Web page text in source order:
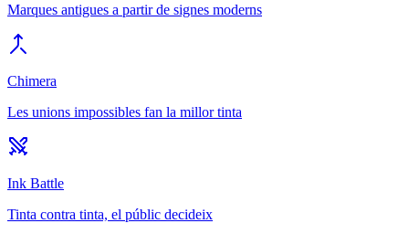
Marques antigues a partir de signes moderns
Chimera
Les unions impossibles fan la millor tinta
Ink Battle
Tinta contra tinta, el públic decideix